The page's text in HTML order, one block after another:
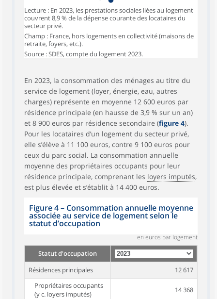
Lecture : En 2023, les prestations sociales liées au logement
couvrent 8,9 % de la dépense courante des locataires du
secteur privé.
Champ : France, hors logements en collectivité (maisons de
retraite, foyers, etc.).
Source : SDES, compte du logement 2023.
En 2023, la consommation des ménages au titre du
service de logement (loyer, énergie, eau, autres
charges) représente en moyenne 12 600 euros par
résidence principale (en hausse de 3,9 % sur un an)
et 8 900 euros par résidence secondaire (figure 4).
Pour les locataires d’un logement du secteur privé,
elle s’élève à 11 100 euros, contre 9 100 euros pour
ceux du parc social. La consommation annuelle
moyenne des propriétaires occupants pour leur
résidence principale, comprenant les loyers imputés,
est plus élevée et s’établit à 14 400 euros.
Figure 4 – Consommation annuelle moyenne
associée au service de logement selon le
statut d’occupation
en euros par logement
Statut d'occupation
Résidences principales
12 617
Propriétaires occupants
(y c. loyers imputés)
14 368